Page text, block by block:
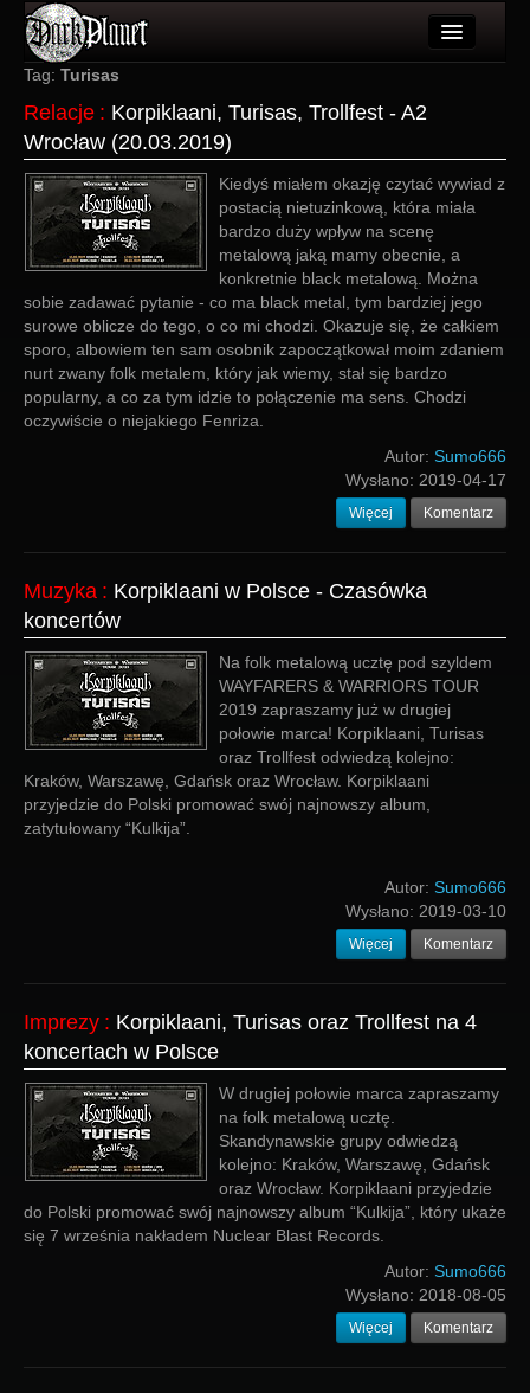
Artykuły
Użytkownicy
Wydarzenia
Galeria
Forum
Więcej
Login
Tag: Turisas
Relacje : Korpiklaani, Turisas, Trollfest - A2
Wrocław (20.03.2019)
Kiedyś miałem okazję czytać wywiad z
postacią nietuzinkową, która miała
bardzo duży wpływ na scenę
metalową jaką mamy obecnie, a
konkretnie black metalową. Można
sobie zadawać pytanie - co ma black metal, tym bardziej jego
surowe oblicze do tego, o co mi chodzi. Okazuje się, że całkiem
sporo, albowiem ten sam osobnik zapoczątkował moim zdaniem
nurt zwany folk metalem, który jak wiemy, stał się bardzo
popularny, a co za tym idzie to połączenie ma sens. Chodzi
oczywiście o niejakiego Fenriza.
Autor: Sumo666
Wysłano: 2019-04-17
Więcej Komentarz
Muzyka : Korpiklaani w Polsce - Czasówka
koncertów
Na folk metalową ucztę pod szyldem
WAYFARERS & WARRIORS TOUR
2019 zapraszamy już w drugiej
połowie marca! Korpiklaani, Turisas
oraz Trollfest odwiedzą kolejno:
Kraków, Warszawę, Gdańsk oraz Wrocław. Korpiklaani
przyjedzie do Polski promować swój najnowszy album,
zatytułowany “Kulkija”.
Autor: Sumo666
Wysłano: 2019-03-10
Więcej Komentarz
Imprezy : Korpiklaani, Turisas oraz Trollfest na 4
koncertach w Polsce
W drugiej połowie marca zapraszamy
na folk metalową ucztę.
Skandynawskie grupy odwiedzą
kolejno: Kraków, Warszawę, Gdańsk
oraz Wrocław. Korpiklaani przyjedzie
do Polski promować swój najnowszy album “Kulkija”, który ukaże
się 7 września nakładem Nuclear Blast Records.
Autor: Sumo666
Wysłano: 2018-08-05
Więcej Komentarz